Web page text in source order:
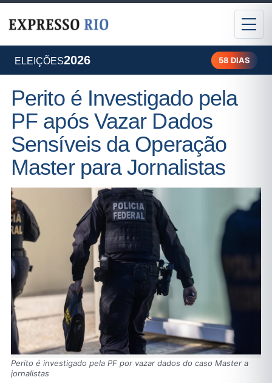
ELEIÇÕES2026 58 DIAS
Perito é Investigado pela
PF após Vazar Dados
Sensíveis da Operação
Master para Jornalistas
Perito é investigado pela PF por vazar dados do caso Master a
jornalistas